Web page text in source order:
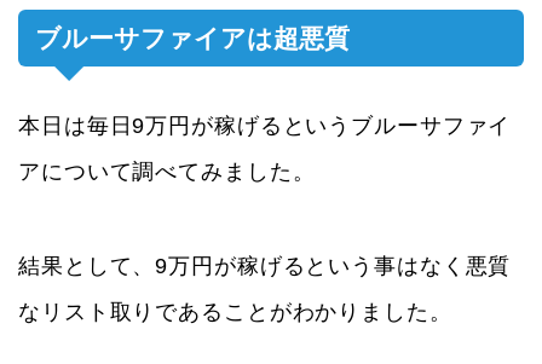
ブルーサファイアは超悪質
本日は毎日9万円が稼げるというブルーサファイ
アについて調べてみました。
結果として、9万円が稼げるという事はなく悪質
なリスト取りであることがわかりました。